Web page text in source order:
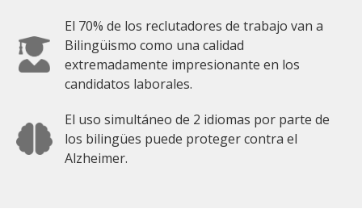
El 70% de los reclutadores de trabajo van a
Bilingüismo como una calidad
extremadamente impresionante en los
candidatos laborales.
El uso simultáneo de 2 idiomas por parte de
los bilingües puede proteger contra el
Alzheimer.